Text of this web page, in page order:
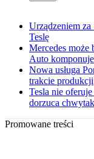
Urządzeniem
Teslę
Mercedes może
Auto
Nowa usługa
trakcie produkcji
Tesla nie
dorzuca chwytak
Promowane treści